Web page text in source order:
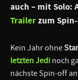
auch – mit Solo:
Trailerzum
Kein Jahr ohne
letzten Jedi noch
nächste Spin-off